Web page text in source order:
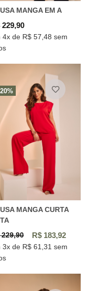
MANGA EM A
229,90
4x de R$ 57,48 sem
MANGA CURTA
229,90
R$ 183,92
3x de R$ 61,31 sem